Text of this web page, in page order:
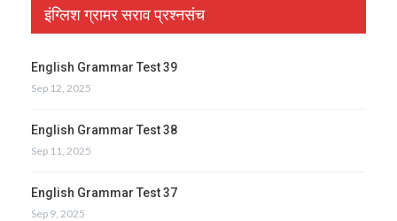
इंग्लिश ग्रामर सराव प्रश्नसंच
English Grammar Test 39
Sep 12, 2025
English Grammar Test 38
Sep 11, 2025
English Grammar Test 37
Sep 9, 2025